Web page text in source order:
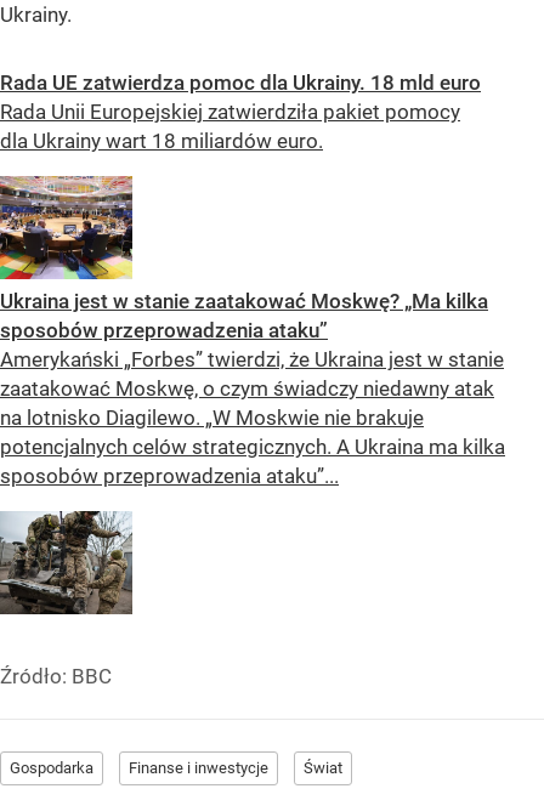
Ukrainy.
Rada UE zatwierdza pomoc dla Ukrainy. 18 mld euro
Rada Unii Europejskiej zatwierdziła pakiet pomocy
dla Ukrainy wart 18 miliardów euro.
Ukraina jest w stanie zaatakować Moskwę? „Ma kilka
sposobów przeprowadzenia ataku”
Amerykański „Forbes” twierdzi, że Ukraina jest w stanie
zaatakować Moskwę, o czym świadczy niedawny atak
na lotnisko Diagilewo. „W Moskwie nie brakuje
potencjalnych celów strategicznych. A Ukraina ma kilka
sposobów przeprowadzenia ataku”...
Źródło: BBC
Gospodarka Finanse i inwestycje Świat